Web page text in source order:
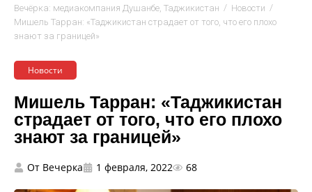
Вечёрка: медиакомпания Душанбе, Таджикистан / Новости /
Мишель Тарран: «Таджикистан страдает от того, что его плохо
знают за границей»
Новости
Мишель Тарран: «Таджикистан
страдает от того, что его плохо
знают за границей»
От Вечерка 1 февраля, 2022 68